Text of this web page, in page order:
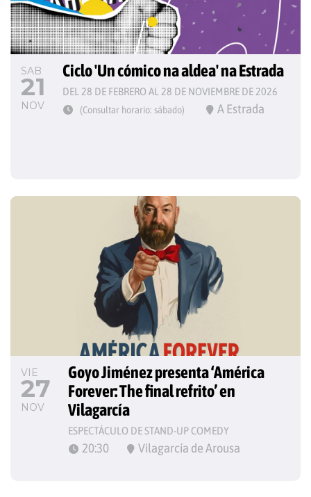
SAB
21
NOV
Ciclo 'Un cómico na aldea' na Estrada
DEL 28 DE FEBRERO AL 28 DE NOVIEMBRE DE 2026
(Consultar horario: sábado) A Estrada
VIE
27
NOV
Goyo Jiménez presenta ‘América
Forever: The final refrito’ en
Vilagarcía
ESPECTÁCULO DE STAND-UP COMEDY
20:30 Vilagarcía de Arousa